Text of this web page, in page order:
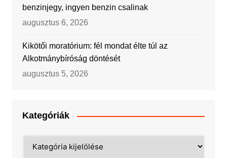
benzinjegy, ingyen benzin csalinak
augusztus 6, 2026
Kikötői moratórium: fél mondat élte túl az
Alkotmánybíróság döntését
augusztus 5, 2026
Kategóriák